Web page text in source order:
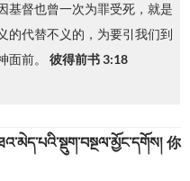
基督也曾一次为罪受死，就是
义的代替不义的，为要引我们到
面前。 彼得前书 3:18
你